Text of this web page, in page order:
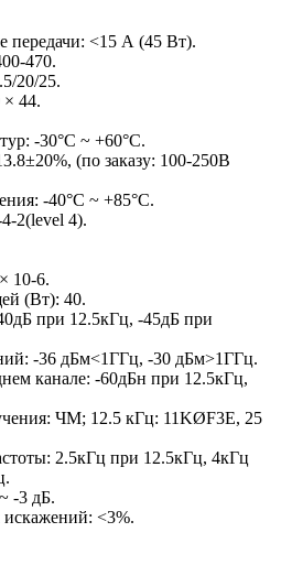
передачи: <15 А (45 Вт).
470.
20/25.
44.
-30°C ~ +60°C.
(по заказу: 100-250В
-40°C ~ +85°C.
2(level 4).
10-6.
(Вт): 40.
при 12.5кГц, -45дБ при
-36 дБм<1ГГц, -30 дБм>1ГГц.
канале: -60дБн при 12.5кГц,
ЧМ; 12.5 кГц: 11KØF3E, 25
2.5кГц при 12.5кГц, 4кГц
-3 дБ.
<3%.